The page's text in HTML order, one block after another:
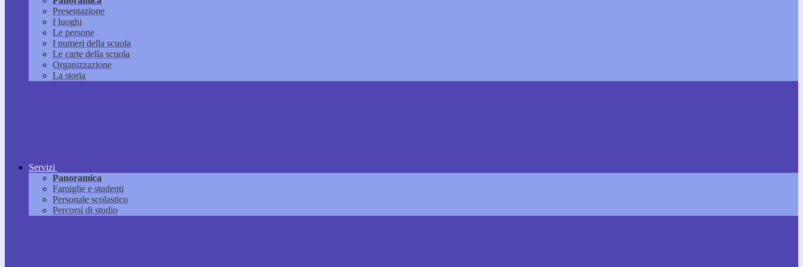
Presentazione
I luoghi
Le persone
I numeri della scuola
Le carte della scuola
Organizzazione
La storia
Servizi
Panoramica
Famiglie e studenti
Personale scolastico
Percorsi di studio